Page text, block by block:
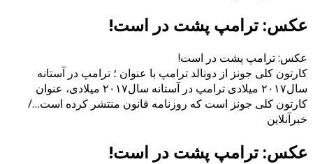
عکس: ترامپ پشت در است!
عکس: ترامپ پشت در است!
کارتون کلی جونز از دونالد ترامپ با عنوان ؛ ترامپ در آستانه
سال۲۰۱۷ میلادی ترامپ در آستانه سال۲۰۱۷ میلادی، عنوان
کارتون کلی جونز است که روزنامه قانون منتشر کرده است…/
خبرآنلاین
عکس: ترامپ پشت در است!